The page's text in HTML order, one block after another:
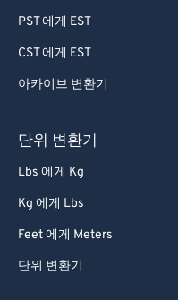
PST 에게 EST
CST 에게 EST
아카이브 변환기
단위 변환기
Lbs 에게 Kg
Kg 에게 Lbs
Feet 에게 Meters
단위 변환기